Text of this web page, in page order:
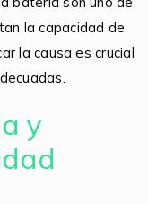
la capacidad de
la causa es crucial
y